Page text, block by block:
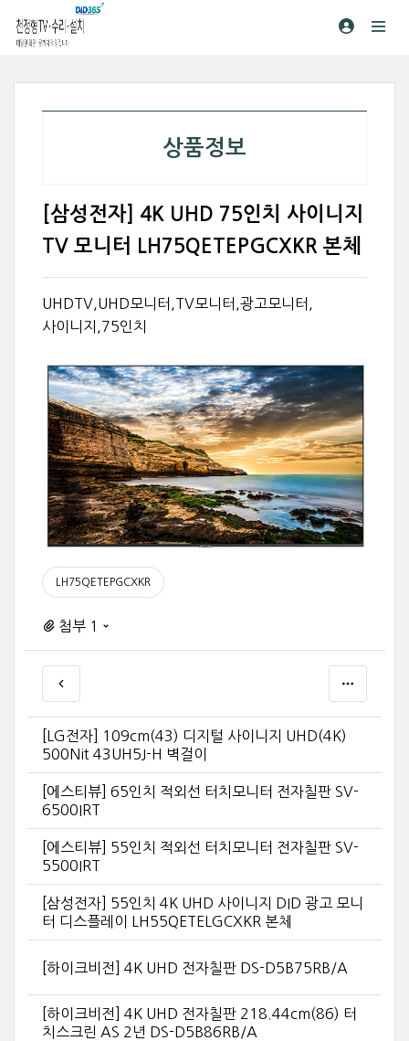
상품정보
[삼성전자] 4K UHD 75인치 사이니지
TV 모니터 LH75QETEPGCXKR 본체
UHDTV,UHD모니터,TV모니터,광고모니터,
사이니지,75인치
LH75QETEPGCXKR
첨부 1
[LG전자] 109cm(43) 디지털 사이니지 UHD(4K)
500Nit 43UH5J-H 벽걸이
[에스티뷰] 65인치 적외선 터치모니터 전자칠판 SV-
6500IRT
[에스티뷰] 55인치 적외선 터치모니터 전자칠판 SV-
5500IRT
[삼성전자] 55인치 4K UHD 사이니지 DID 광고 모니
터 디스플레이 LH55QETELGCXKR 본체
[하이크비전] 4K UHD 전자칠판 DS-D5B75RB/A
[하이크비전] 4K UHD 전자칠판 218.44cm(86) 터
치스크린 AS 2년 DS-D5B86RB/A